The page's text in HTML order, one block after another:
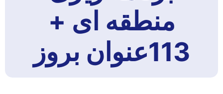
منطقه ای +
113عنوان بروز